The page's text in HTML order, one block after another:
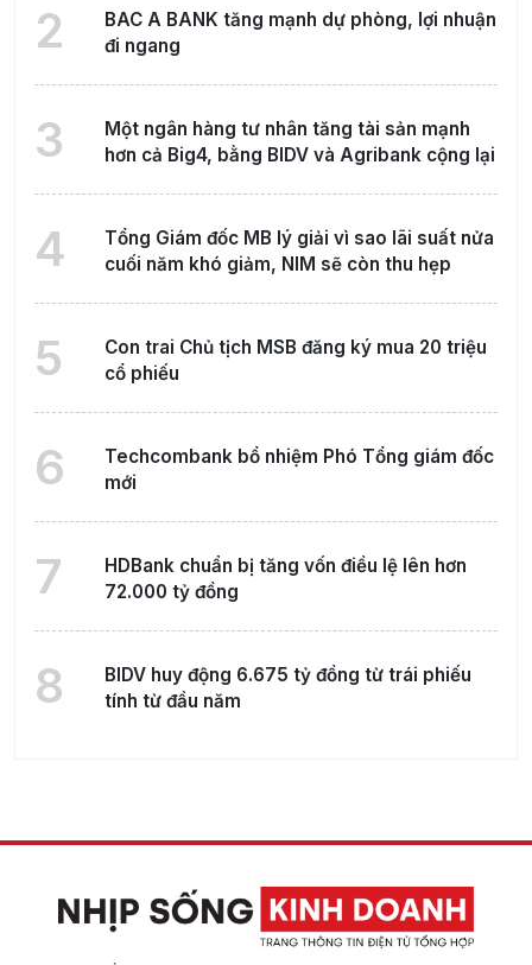
2
BAC A BANK tăng mạnh dự phòng, lợi nhuận
đi ngang
3
Một ngân hàng tư nhân tăng tài sản mạnh
hơn cả Big4, bằng BIDV và Agribank cộng lại
4
Tổng Giám đốc MB lý giải vì sao lãi suất nửa
cuối năm khó giảm, NIM sẽ còn thu hẹp
5
Con trai Chủ tịch MSB đăng ký mua 20 triệu
cổ phiếu
6
Techcombank bổ nhiệm Phó Tổng giám đốc
mới
7
HDBank chuẩn bị tăng vốn điều lệ lên hơn
72.000 tỷ đồng
8
BIDV huy động 6.675 tỷ đồng từ trái phiếu
tính từ đầu năm